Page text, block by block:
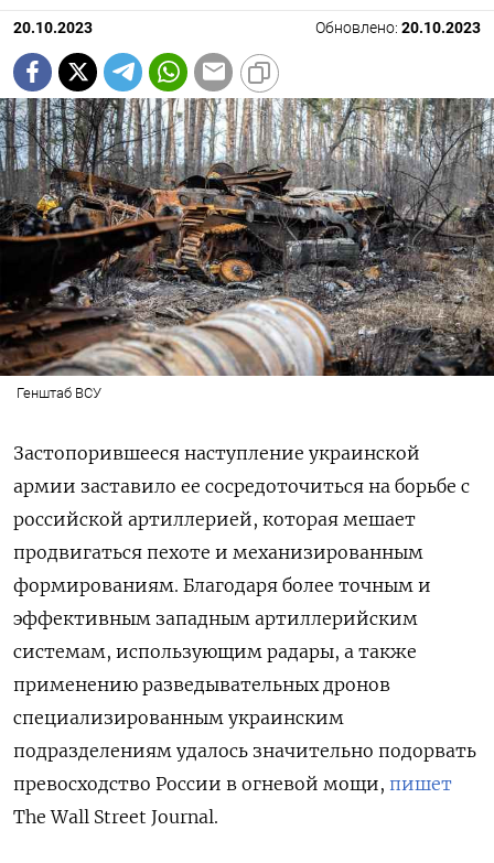
20.10.2023 Обновлено: 20.10.2023
Генштаб ВСУ
Застопорившееся наступление украинской
армии заставило ее сосредоточиться на борьбе с
российской артиллерией, которая мешает
продвигаться пехоте и механизированным
формированиям. Благодаря более точным и
эффективным западным артиллерийским
системам, использующим радары, а также
применению разведывательных дронов
специализированным украинским
подразделениям удалось значительно подорвать
превосходство России в огневой мощи, пишет
The Wall Street Journal.